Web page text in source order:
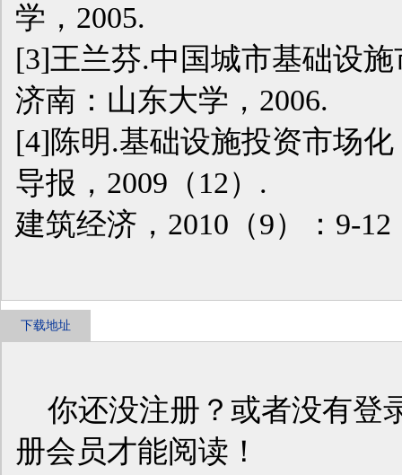
学，2005.
[3]王兰芬.中国城市基础设
济南：山东大学，2006.
[4]陈明.基础设施投资市场
导报，2009（12）.
建筑经济，2010（9）：9-12
下载地址
你还没注册？或者没有登
册会员才能阅读！